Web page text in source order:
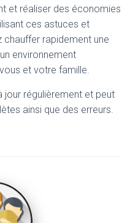
et réaliser des économies
ces astuces et
rapidement une
environnement
et votre famille.
jour régulièrement et peut
ainsi que des erreurs.